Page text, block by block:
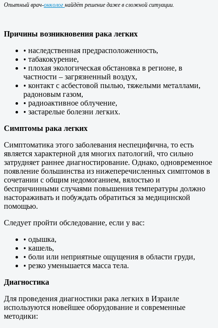
Опытный врач-онколог найдёт решение даже в сложной ситуации.
Причины возникновения рака легких
• наследственная предрасположенность,
• табакокурение,
• плохая экологическая обстановка в регионе, в
частности – загрязненный воздух,
• контакт с асбестовой пылью, тяжелыми металлами,
радоновым газом,
• радиоактивное облучение,
• застарелые болезни легких.
Симптомы рака легких
Симптоматика этого заболевания неспецифична, то есть
является характерной для многих патологий, что сильно
затрудняет раннее диагностирование. Однако, одновременное
появление большинства из нижеперечисленных симптомов в
сочетании с общим недомоганием, вялостью и
беспричинными случаями повышения температуры должно
настораживать и побуждать обратиться за медицинской
помощью.
Следует пройти обследование, если у вас:
• одышка,
• кашель,
• боли или неприятные ощущения в области груди,
• резко уменьшается масса тела.
Диагностика
Для проведения диагностики рака легких в Израиле
используются новейшее оборудование и современные
методики: